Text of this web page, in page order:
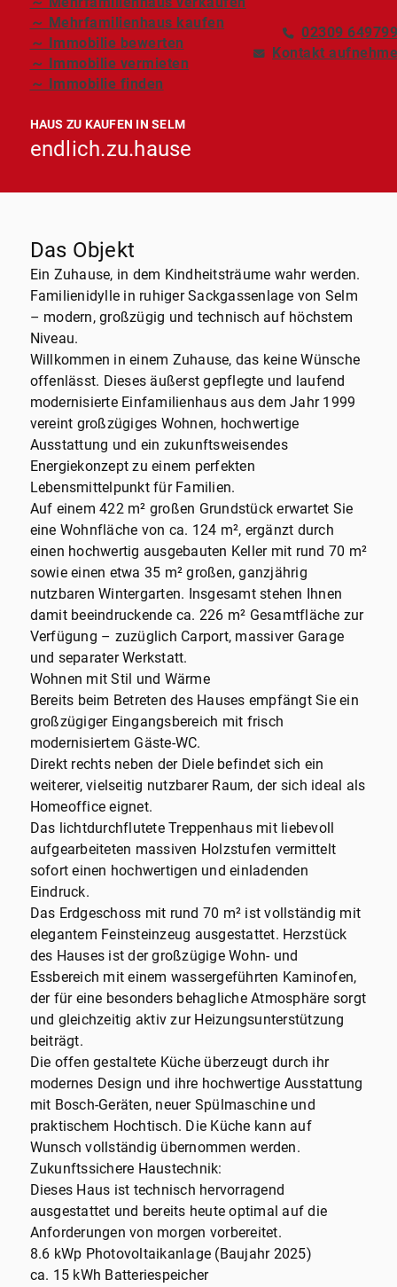
～ Mehrfamilienhaus kaufen
～ Immobilie bewerten
～ Immobilie vermieten
～ Immobilie finden
02309
Kontakt
HAUS ZU KAUFEN IN SELM
endlich.zu.hause
Das Objekt
Ein Zuhause, in dem Kindheitsträume wahr werden.
Familienidylle in ruhiger Sackgassenlage von Selm
– modern, großzügig und technisch auf höchstem
Niveau.
Willkommen in einem Zuhause, das keine Wünsche
offenlässt. Dieses äußerst gepflegte und laufend
modernisierte Einfamilienhaus aus dem Jahr 1999
vereint großzügiges Wohnen, hochwertige
Ausstattung und ein zukunftsweisendes
Energiekonzept zu einem perfekten
Lebensmittelpunkt für Familien.
Auf einem 422 m² großen Grundstück erwartet Sie
eine Wohnfläche von ca. 124 m², ergänzt durch
einen hochwertig ausgebauten Keller mit rund 70 m²
sowie einen etwa 35 m² großen, ganzjährig
nutzbaren Wintergarten. Insgesamt stehen Ihnen
damit beeindruckende ca. 226 m² Gesamtfläche zur
Verfügung – zuzüglich Carport, massiver Garage
und separater Werkstatt.
Wohnen mit Stil und Wärme
Bereits beim Betreten des Hauses empfängt Sie ein
großzügiger Eingangsbereich mit frisch
modernisiertem Gäste-WC.
Direkt rechts neben der Diele befindet sich ein
weiterer, vielseitig nutzbarer Raum, der sich ideal als
Homeoffice eignet.
Das lichtdurchflutete Treppenhaus mit liebevoll
aufgearbeiteten massiven Holzstufen vermittelt
sofort einen hochwertigen und einladenden
Eindruck.
Das Erdgeschoss mit rund 70 m² ist vollständig mit
elegantem Feinsteinzeug ausgestattet. Herzstück
des Hauses ist der großzügige Wohn- und
Essbereich mit einem wassergeführten Kaminofen,
der für eine besonders behagliche Atmosphäre sorgt
und gleichzeitig aktiv zur Heizungsunterstützung
beiträgt.
Die offen gestaltete Küche überzeugt durch ihr
modernes Design und ihre hochwertige Ausstattung
mit Bosch-Geräten, neuer Spülmaschine und
praktischem Hochtisch. Die Küche kann auf
Wunsch vollständig übernommen werden.
Zukunftssichere Haustechnik:
Dieses Haus ist technisch hervorragend
ausgestattet und bereits heute optimal auf die
Anforderungen von morgen vorbereitet.
8.6 kWp Photovoltaikanlage (Baujahr 2025)
ca. 15 kWh Batteriespeicher